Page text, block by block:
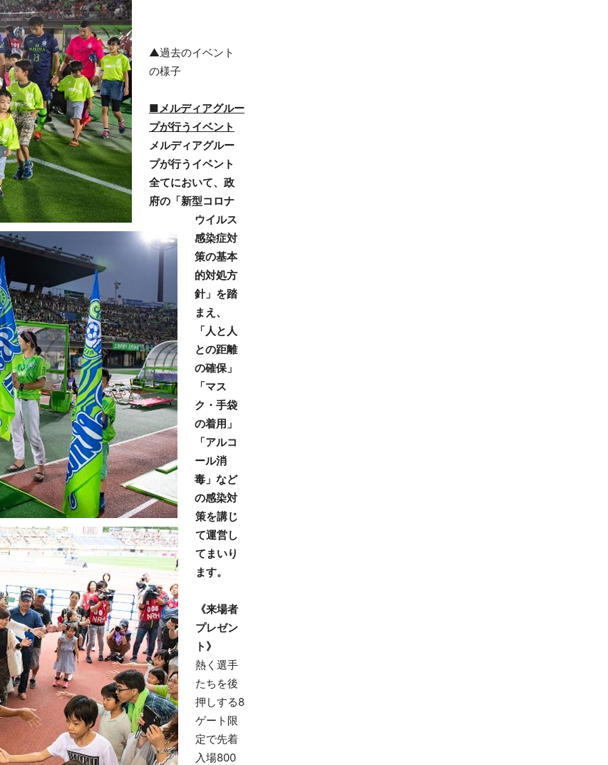
▲過去のイベント
の様子
■メルディアグルー
プが行うイベント
メルディアグルー
プが行うイベント
全てにおいて、政
府の「新型コロナ
ウイルス
感染症対
策の基本
的対処方
針」を踏
まえ、
「人と人
との距離
の確保」
「マス
ク ・手袋
の着用」
「アルコ
ール消
毒 」など
の感染対
策を講じ
て運営し
てまいり
ます。
《来場者
プレゼン
ト 》
熱く選手
たちを後
押しする8
ゲート限
定で先着
入場800